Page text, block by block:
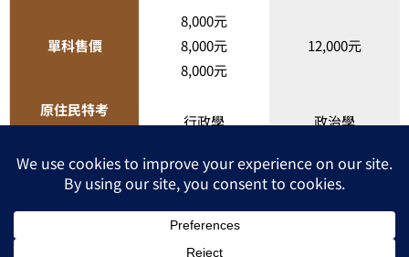
單科售價
8,000元
8,000元
8,000元
12,000元
原住民特考
行政學 政治學
授課科目 行政學 政治學
授課堂數 25堂 12堂
12,000元